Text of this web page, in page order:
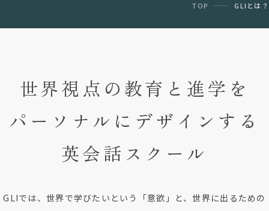
TOP GLIとは？
世界視点の教育と進学を
パーソナルにデザインする
英会話スクール
GLIでは、世界で学びたいという「意欲」と、世界に出るための